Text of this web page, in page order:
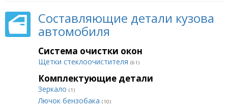
Составляющие детали кузова
автомобиля
Система очистки окон
Щетки стеклоочистителя (61)
Комплектующие детали
Зеркало (1)
Лючок бензобака (10)